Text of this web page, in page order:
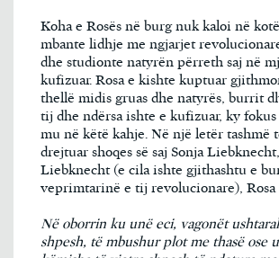
Koha e Rosës në burg nuk kaloi në
mbante lidhje me ngjarjet
dhe studionte natyrën përreth saj në
kufizuar. Rosa e kishte kuptuar
thellë midis gruas dhe natyrës, burrit
tij dhe ndërsa ishte e kufizuar, ky
mu në këtë kahje. Në një letër tashmë
drejtuar shoqes së saj Sonja
Liebknecht (e cila ishte gjithashtu e
veprimtarinë e tij revolucionare), Rosa
Në oborrin ku unë eci, vagonët
shpesh, të mbushur plot me thasë ose